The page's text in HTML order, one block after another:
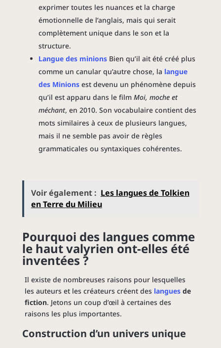
exprimer toutes les nuances et la charge
émotionnelle de l’anglais, mais qui serait
complètement unique dans le son et la
structure.
Langue des minions Bien qu’il ait été créé plus
comme un canular qu’autre chose, la langue
des Minionsest devenu un phénomène depuis
qu’il est apparu dans le film Moi, moche et
méchant, en 2010. Son vocabulaire contient des
mots similaires à ceux de plusieurs langues,
mais il ne semble pas avoir de règles
grammaticales ou syntaxiques cohérentes.
Voir également : Les langues de Tolkien
en Terre du Milieu
Pourquoi des langues comme
le haut valyrien ont-elles été
inventées ?
Il existe de nombreuses raisons pour lesquelles
les auteurs et les créateurs créent des languesde
fiction. Jetons un coup d’œil à certaines des
raisons les plus importantes.
Construction d’un univers unique